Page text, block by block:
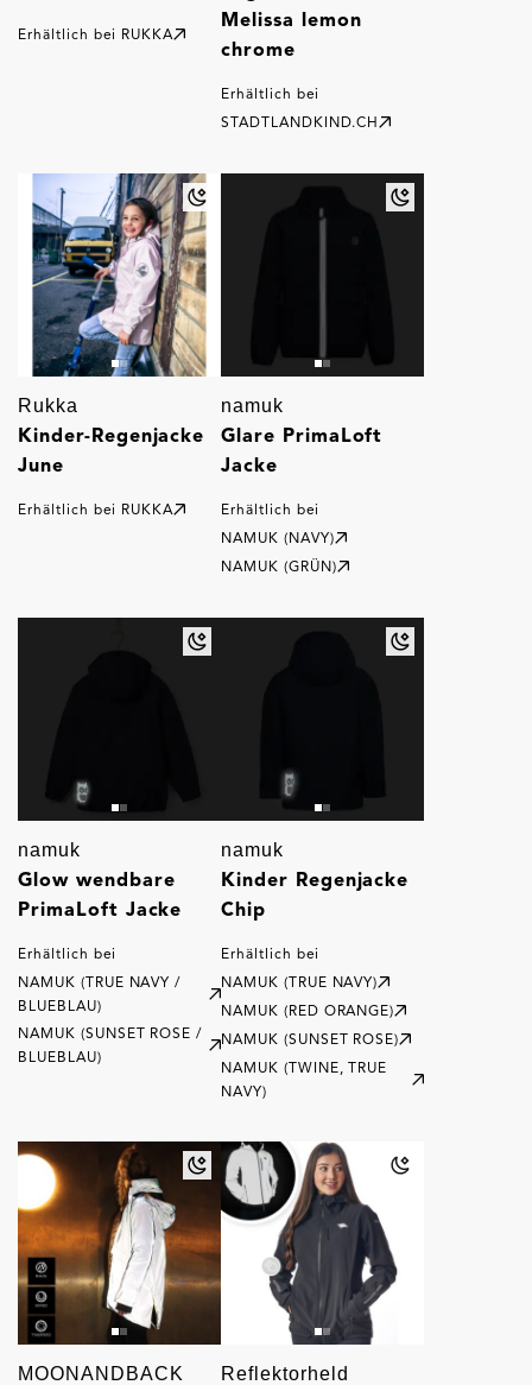
Erhältlich bei RUKKA
Melissa lemon
chrome
Erhältlich bei
STADTLANDKIND.CH
Rukka
Kinder-Regenjacke
June
Erhältlich bei RUKKA
namuk
Glare PrimaLoft
Jacke
Erhältlich bei
NAMUK (NAVY)
NAMUK (GRÜN)
namuk
Glow wendbare
PrimaLoft Jacke
Erhältlich bei
NAMUK (TRUE NAVY /
BLUEBLAU)
NAMUK (SUNSET ROSE /
BLUEBLAU)
namuk
Kinder Regenjacke
Chip
Erhältlich bei
NAMUK (TRUE NAVY)
NAMUK (RED ORANGE)
NAMUK (SUNSET ROSE)
NAMUK (TWINE, TRUE
NAVY)
MOONANDBACK Reflektorheld